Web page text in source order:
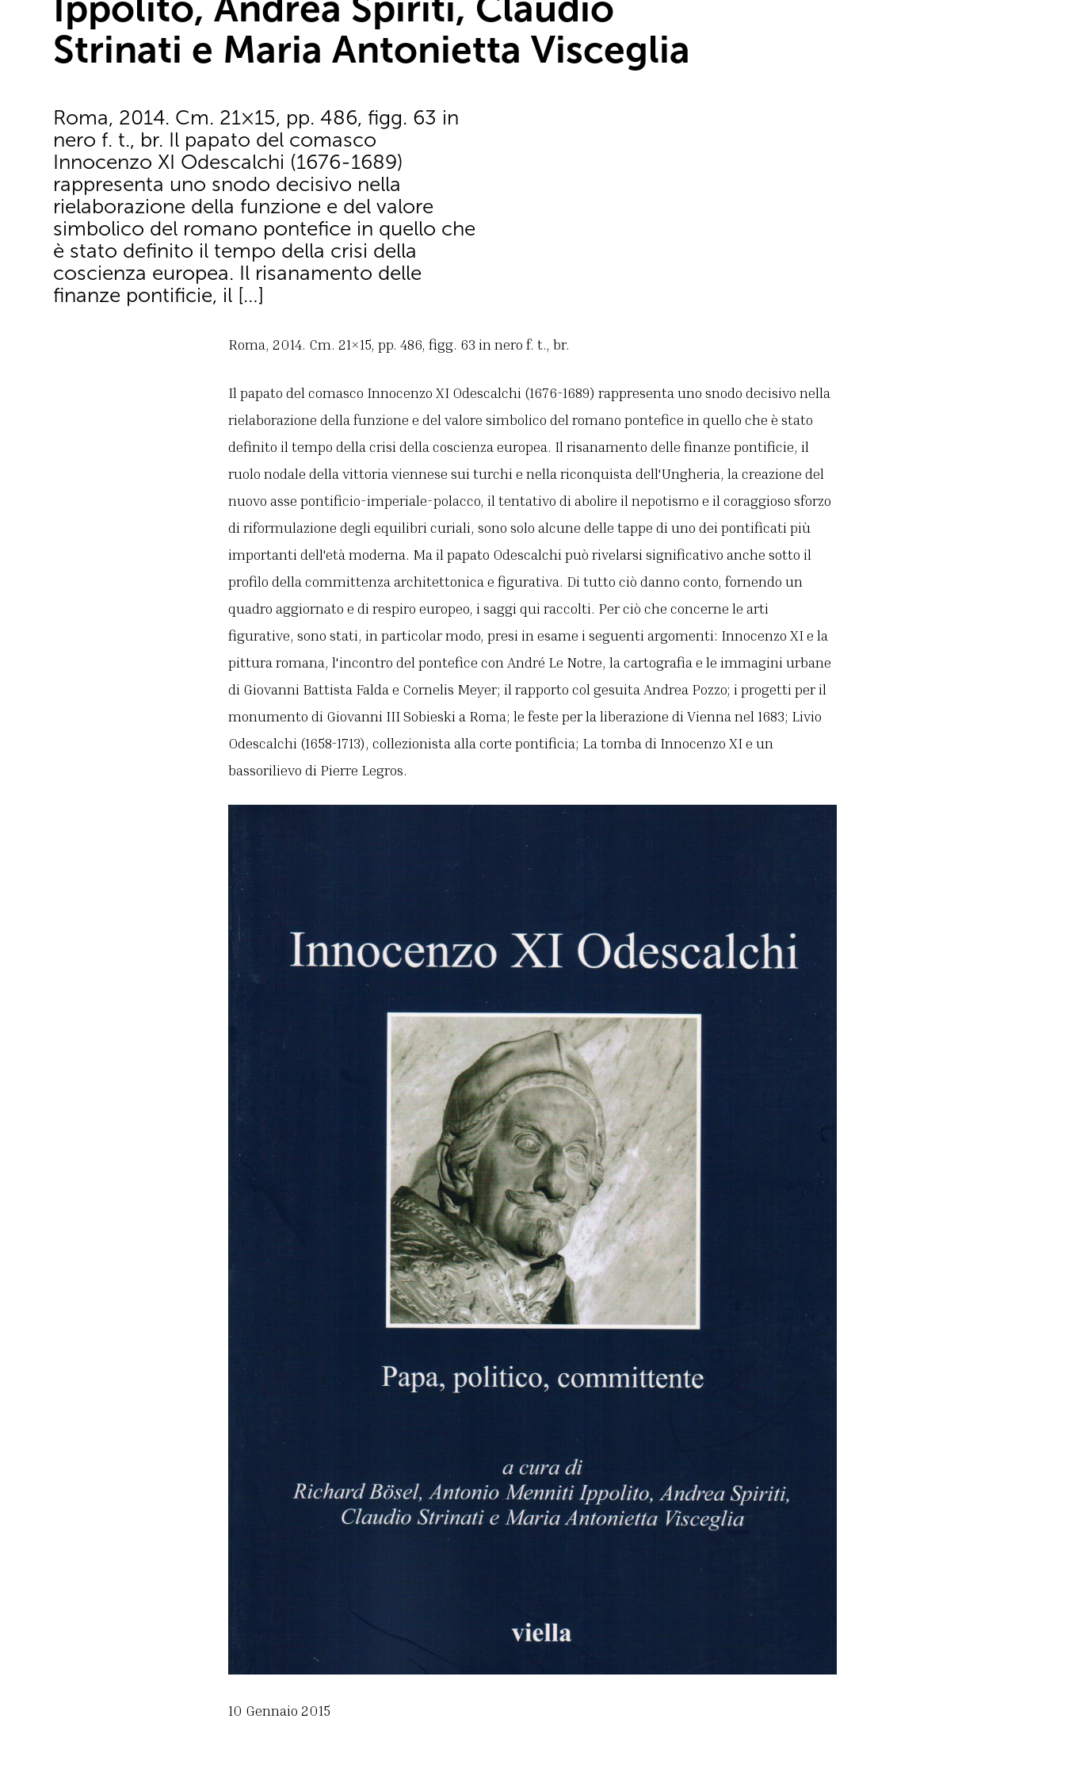
Strinati e Maria Antonietta Visceglia
Roma, 2014. Cm. 21×15, pp. 486, figg. 63 in
nero f. t., br. Il papato del comasco
Innocenzo XI Odescalchi (1676-1689)
rappresenta uno snodo decisivo nella
rielaborazione della funzione e del valore
simbolico del romano pontefice in quello che
è stato definito il tempo della crisi della
coscienza europea. Il risanamento delle
finanze pontificie, il […]
Roma, 2014. Cm. 21×15, pp. 486, figg. 63 in nero f. t., br.
Il papato del comasco Innocenzo XI Odescalchi (1676-1689) rappresenta uno snodo decisivo nella
rielaborazione della funzione e del valore simbolico del romano pontefice in quello che è stato
definito il tempo della crisi della coscienza europea. Il risanamento delle finanze pontificie, il
ruolo nodale della vittoria viennese sui turchi e nella riconquista dell'Ungheria, la creazione del
nuovo asse pontificio-imperiale-polacco, il tentativo di abolire il nepotismo e il coraggioso sforzo
di riformulazione degli equilibri curiali, sono solo alcune delle tappe di uno dei pontificati più
importanti dell'età moderna. Ma il papato Odescalchi può rivelarsi significativo anche sotto il
profilo della committenza architettonica e figurativa. Di tutto ciò danno conto, fornendo un
quadro aggiornato e di respiro europeo, i saggi qui raccolti. Per ciò che concerne le arti
figurative, sono stati, in particolar modo, presi in esame i seguenti argomenti: Innocenzo XI e la
pittura romana, l'incontro del pontefice con André Le Notre, la cartografia e le immagini urbane
di Giovanni Battista Falda e Cornelis Meyer; il rapporto col gesuita Andrea Pozzo; i progetti per il
monumento di Giovanni III Sobieski a Roma; le feste per la liberazione di Vienna nel 1683; Livio
Odescalchi (1658-1713), collezionista alla corte pontificia; La tomba di Innocenzo XI e un
bassorilievo di Pierre Legros.
10 Gennaio 2015